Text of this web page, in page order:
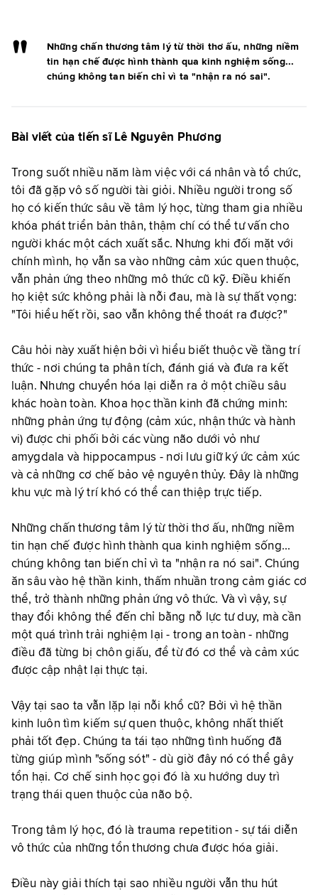
Những chấn thương tâm lý từ thời thơ ấu, những niềm
tin hạn chế được hình thành qua kinh nghiệm sống...
chúng không tan biến chỉ vì ta "nhận ra nó sai".
Bài viết của tiến sĩ Lê Nguyên Phương
Trong suốt nhiều năm làm việc với cá nhân và tổ chức,
tôi đã gặp vô số người tài giỏi. Nhiều người trong số
họ có kiến thức sâu về tâm lý học, từng tham gia nhiều
khóa phát triển bản thân, thậm chí có thể tư vấn cho
người khác một cách xuất sắc. Nhưng khi đối mặt với
chính mình, họ vẫn sa vào những cảm xúc quen thuộc,
vẫn phản ứng theo những mô thức cũ kỹ. Điều khiến
họ kiệt sức không phải là nỗi đau, mà là sự thất vọng:
"Tôi hiểu hết rồi, sao vẫn không thể thoát ra được?"
Câu hỏi này xuất hiện bởi vì hiểu biết thuộc về tầng trí
thức - nơi chúng ta phân tích, đánh giá và đưa ra kết
luận. Nhưng chuyển hóa lại diễn ra ở một chiều sâu
khác hoàn toàn. Khoa học thần kinh đã chứng minh:
những phản ứng tự động (cảm xúc, nhận thức và hành
vi) được chi phối bởi các vùng não dưới vỏ như
amygdala và hippocampus - nơi lưu giữ ký ức cảm xúc
và cả những cơ chế bảo vệ nguyên thủy. Đây là những
khu vực mà lý trí khó có thể can thiệp trực tiếp.
Những chấn thương tâm lý từ thời thơ ấu, những niềm
tin hạn chế được hình thành qua kinh nghiệm sống...
chúng không tan biến chỉ vì ta "nhận ra nó sai". Chúng
ăn sâu vào hệ thần kinh, thấm nhuần trong cảm giác cơ
thể, trở thành những phản ứng vô thức. Và vì vậy, sự
thay đổi không thể đến chỉ bằng nỗ lực tư duy, mà cần
một quá trình trải nghiệm lại - trong an toàn - những
điều đã từng bị chôn giấu, để từ đó cơ thể và cảm xúc
được cập nhật lại thực tại.
Vậy tại sao ta vẫn lặp lại nỗi khổ cũ? Bởi vì hệ thần
kinh luôn tìm kiếm sự quen thuộc, không nhất thiết
phải tốt đẹp. Chúng ta tái tạo những tình huống đã
từng giúp mình "sống sót" - dù giờ đây nó có thể gây
tổn hại. Cơ chế sinh học gọi đó là xu hướng duy trì
trạng thái quen thuộc của não bộ.
Trong tâm lý học, đó là trauma repetition - sự tái diễn
vô thức của những tổn thương chưa được hóa giải.
Điều này giải thích tại sao nhiều người vẫn thu hút